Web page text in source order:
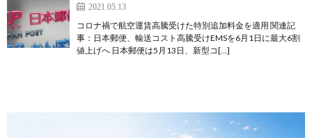
2021.05.13
コロナ禍で航空運賃高騰受けた特別追加料金を適用 関連記
事：日本郵便、輸送コスト高騰受けEMSを6月1日に最大6割
値上げへ 日本郵便は5月13日、新型コ[…]